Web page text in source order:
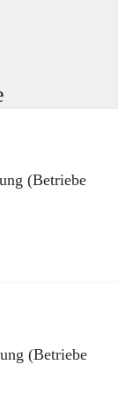
(Betriebe
(Betriebe